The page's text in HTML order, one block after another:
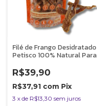
Filé de Frango Desidratado
Petisco 100% Natural Para
Franguinho Mineiro
AlecrimPet
R$39,90
R$37,91 com Pix
3 x de R$13,30 sem juros